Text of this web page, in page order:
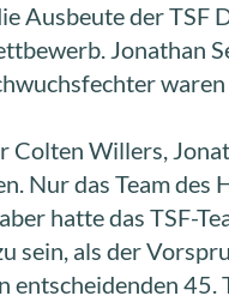
Ausbeute der
Jonathan
Willers,
Nur das Team
hatte das TSF-
sein, als der
45.